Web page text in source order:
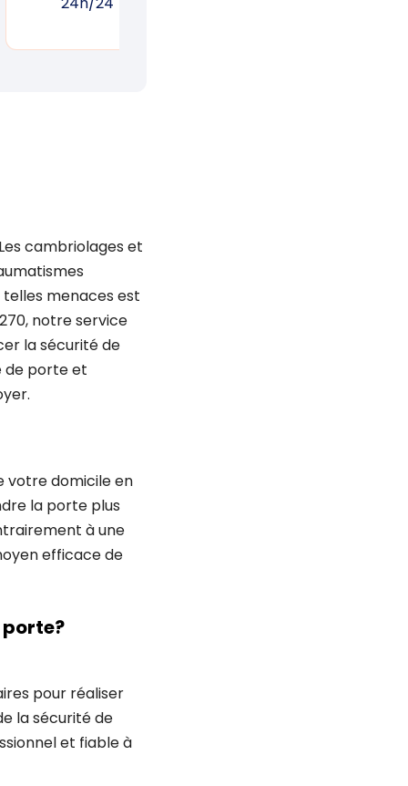
cambriolages et
menaces est
notre service
la sécurité de
de porte et
votre domicile en
la porte plus
à une
efficace de
pour réaliser
la sécurité de
et fiable à